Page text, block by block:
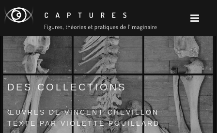
DES COLLECTIONS
ŒUVRES DE VINCENT CHEVILLON
TEXTE PAR VIOLETTE POUILLARD